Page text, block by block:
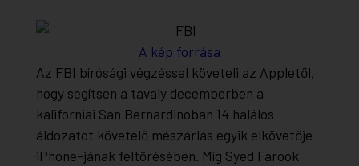
A kép forrása
Az FBI bírósági végzéssel követeli az Appletől,
hogy segítsen a tavaly decemberben a
kaliforniai San Bernardinoban 14 halálos
áldozatot követelő mészárlás egyik elkövetője
iPhone-jának feltörésében. Míg Syed Farook